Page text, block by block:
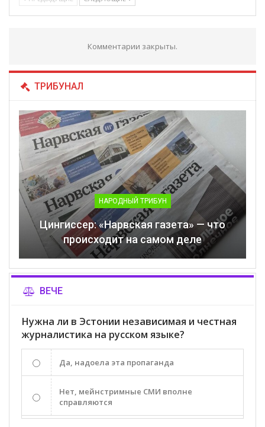
Комментарии закрыты.
ТРИБУНАЛ
НАРОДНЫЙ ТРИБУН
Цингиссер: «Нарвская газета» — что
происходит на самом деле
ВЕЧЕ
Нужна ли в Эстонии независимая и честная
журналистика на русском языке?
Да, надоела эта пропаганда
Нет, мейнстримные СМИ вполне
справляются